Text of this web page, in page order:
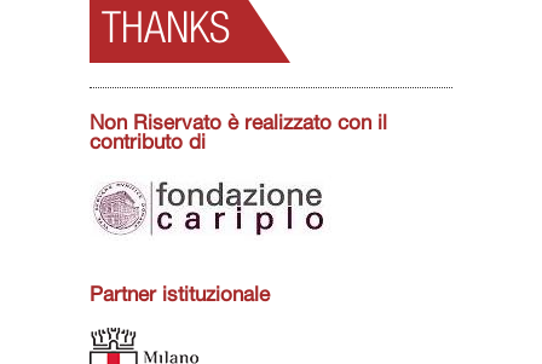
THANKS
Non Riservato è realizzato con il
contributo di
Partner istituzionale